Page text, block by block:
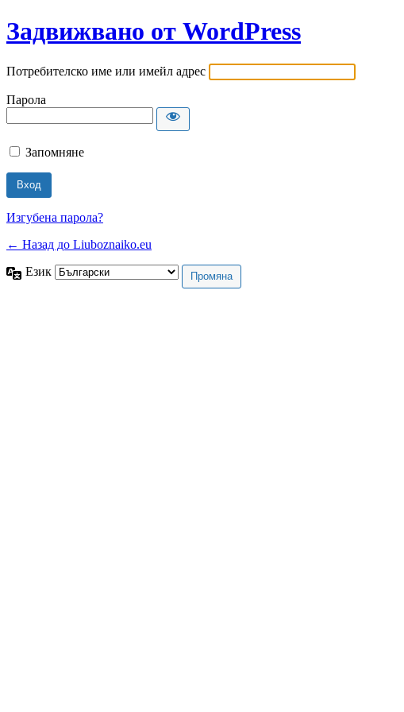
Задвижвано от WordPress
Потребителско име или имейл адрес
Парола
Запомняне
Изгубена парола?
← Назад до Liuboznaiko.eu
Език